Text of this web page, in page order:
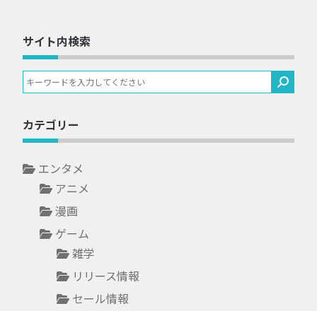
サイト内検索
カテゴリー
エンタメ
アニメ
漫画
ゲーム
雑学
リリース情報
セール情報